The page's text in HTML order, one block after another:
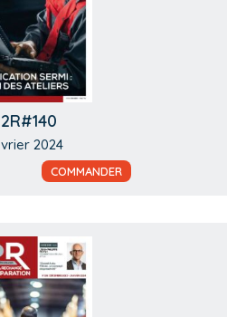
2024
COMMANDER